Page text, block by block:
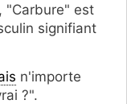
"Carbure" est
signifiant
n'importe
?".